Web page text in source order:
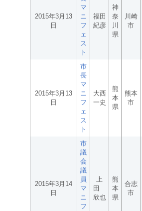
2015年3月13
日
マ
ニ
フ
ェ
ス
ト
福田
紀彦
神
奈
川
県
川崎
市
2015年3月13
日
市
長
マ
ニ
フ
ェ
ス
ト
大西
一史
熊
本
県
熊本
市
2015年3月14
日
市
議
会
議
員
マ
ニ
フ
上
田
欣也
熊
本
県
合志
市